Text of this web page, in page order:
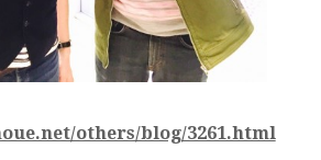
others/blog/3261.html